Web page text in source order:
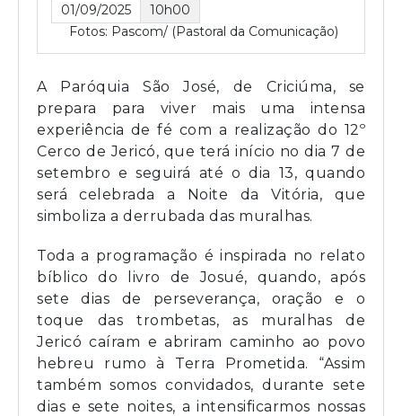
01/09/2025
10h00
Fotos: Pascom/ (Pastoral da Comunicação)
A Paróquia São José, de Criciúma, se
prepara para viver mais uma intensa
experiência de fé com a realização do 12º
Cerco de Jericó, que terá início no dia 7 de
setembro e seguirá até o dia 13, quando
será celebrada a Noite da Vitória, que
simboliza a derrubada das muralhas.
Toda a programação é inspirada no relato
bíblico do livro de Josué, quando, após
sete dias de perseverança, oração e o
toque das trombetas, as muralhas de
Jericó caíram e abriram caminho ao povo
hebreu rumo à Terra Prometida. “Assim
também somos convidados, durante sete
dias e sete noites, a intensificarmos nossas